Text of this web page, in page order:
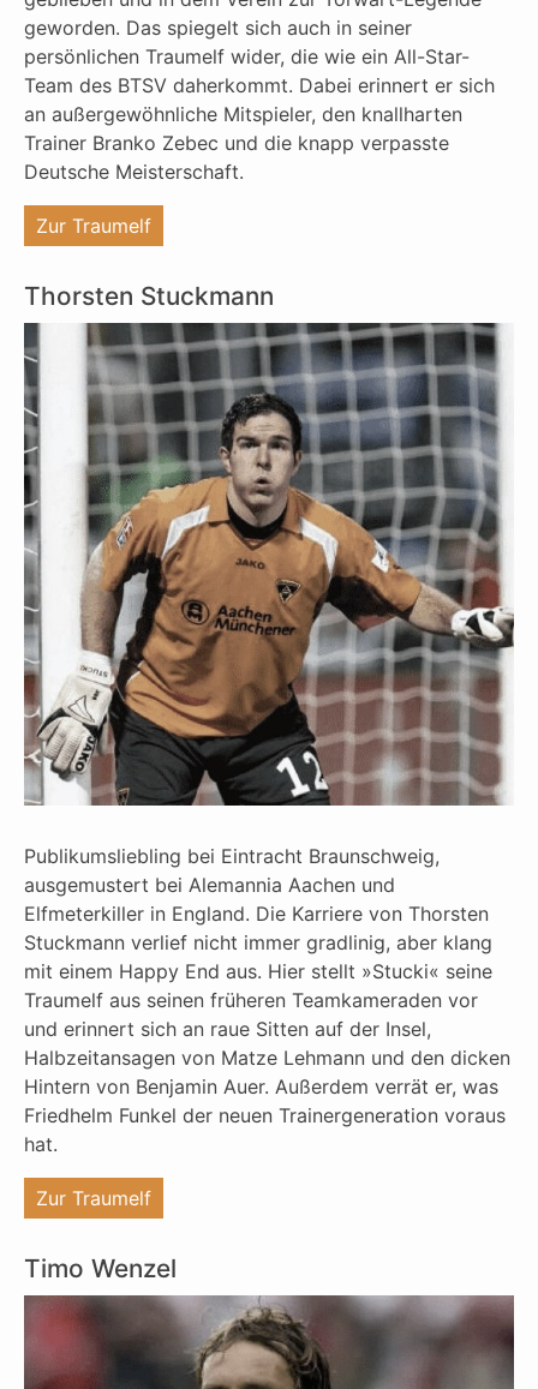
geworden. Das spiegelt sich auch in seiner
persönlichen Traumelf wider, die wie ein All-Star-
Team des BTSV daherkommt. Dabei erinnert er sich
an außergewöhnliche Mitspieler, den knallharten
Trainer Branko Zebec und die knapp verpasste
Deutsche Meisterschaft.
Zur Traumelf"%s"
Thorsten Stuckmann
Publikumsliebling bei Eintracht Braunschweig,
ausgemustert bei Alemannia Aachen und
Elfmeterkiller in England. Die Karriere von Thorsten
Stuckmann verlief nicht immer gradlinig, aber klang
mit einem Happy End aus. Hier stellt »Stucki« seine
Traumelf aus seinen früheren Teamkameraden vor
und erinnert sich an raue Sitten auf der Insel,
Halbzeitansagen von Matze Lehmann und den dicken
Hintern von Benjamin Auer. Außerdem verrät er, was
Friedhelm Funkel der neuen Trainergeneration voraus
hat.
Zur Traumelf"%s"
Timo Wenzel